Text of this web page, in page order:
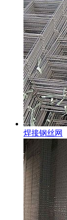
焊接钢丝网